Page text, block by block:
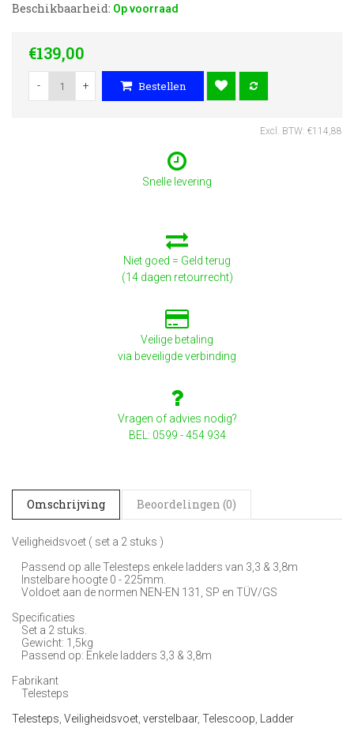
Beschikbaarheid: Op voorraad
€139,00
- + Bestellen
Excl. BTW: €114,88
Snelle levering
Niet goed = Geld terug
(14 dagen retourrecht)
Veilige betaling
via beveiligde verbinding
Vragen of advies nodig?
BEL: 0599 - 454 934
Omschrijving Beoordelingen (0)
Veiligheidsvoet ( set a 2 stuks )
Passend op alle Telesteps enkele ladders van 3,3 & 3,8m
Instelbare hoogte 0 - 225mm.
Voldoet aan de normen NEN-EN 131, SP en TÜV/GS
Specificaties
Set a 2 stuks.
Gewicht: 1,5kg
Passend op: Enkele ladders 3,3 & 3,8m
Fabrikant
Telesteps
Telesteps Veiligheidsvoet verstelbaar, Telescoop Ladder